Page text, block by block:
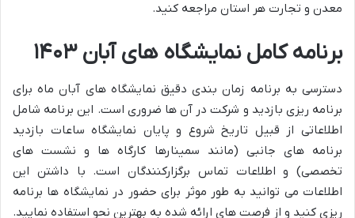
معدن و تجارت هر استان مراجعه کنید.
برنامه کامل نمایشگاه های آبان ۱۴۰۳
دسترسی به برنامه زمان بندی دقیق نمایشگاه های آبان ماه برای
برنامه ریزی بازدید و شرکت در آن ها ضروری است. این برنامه شامل
اطلاعاتی از قبیل تاریخ شروع و پایان نمایشگاه ساعات بازدید
برنامه های جانبی (مانند سمینارها کارگاه ها و نشست های
تخصصی) و اطلاعات تماس برگزارکنندگان است. با داشتن این
اطلاعات می توانید به طور موثر برای حضور در نمایشگاه ها برنامه
ریزی کنید و از فرصت های ارائه شده به بهترین نحو استفاده نمایید.